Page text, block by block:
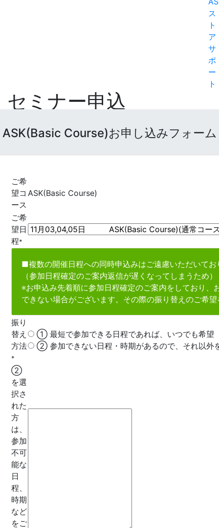
ス
ト
ア
サ
ポ
ー
ト
セミナー申込
Home お申込フォーム
ASK(Basic Course)お申し込みフォーム
ご希
望コ
ース
ASK(Basic Course)
ご希
望日
程*
■複数の開催日程への同時申込みはご遠慮いただいてお
（参加日程確定のご案内返信が遅くなってしまうため）
※お申込み先着順に参加日程確定のご案内をしており、
できない場合がございます。その際の振り替えのご希
振り
替え
方法
*
➀ 最短で参加できる日程であれば、いつでも希望
➁ 参加できない日程・時期があるので、それ以外
➁
を選
択さ
れた
方
は、
参加
不可
能な
日
程、
時期
など
をご